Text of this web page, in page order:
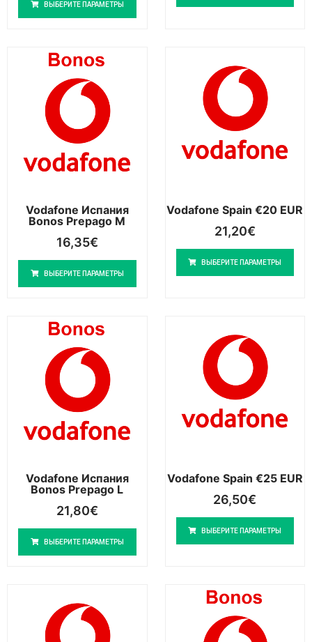
ВЫБЕРИТЕ ПАРАМЕТРЫ
Vodafone Испания
Bonos Prepago M
16,35€
ВЫБЕРИТЕ ПАРАМЕТРЫ
Vodafone Spain €20 EUR
21,20€
ВЫБЕРИТЕ ПАРАМЕТРЫ
Vodafone Испания
Bonos Prepago L
21,80€
ВЫБЕРИТЕ ПАРАМЕТРЫ
Vodafone Spain €25 EUR
26,50€
ВЫБЕРИТЕ ПАРАМЕТРЫ